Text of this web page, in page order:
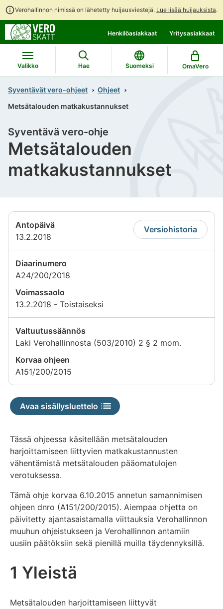
Verohallinnon nimissä on lähetetty huijausviestejä. Lue lisää huijauksista.
suoraan
sisältöön
koko
sivuston
hakuun
Henkilöasiakkaat Yritysasiakkaat
Valikko Hae Suomeksi OmaVero
Syventävät vero-ohjeet
Ohjeet
Metsätalouden matkakustannukset
Metsätalouden
matkakustannukset
Syventävä vero-ohje
Antopäivä
13.2.2018
Versiohistoria
Diaarinumero
A24/200/2018
Voimassaolo
13.2.2018 - Toistaiseksi
Valtuutussäännös
Laki Verohallinnosta (503/2010) 2 § 2 mom.
Korvaa ohjeen
A151/200/2015
Avaa sisällysluettelo
Tässä ohjeessa käsitellään metsätalouden
harjoittamiseen liittyvien matkakustannusten
vähentämistä metsätalouden pääomatulojen
verotuksessa.
Tämä ohje korvaa 6.10.2015 annetun samannimisen
ohjeen dnro (A151/200/2015). Aiempaa ohjetta on
päivitetty ajantasaistamalla viittauksia Verohallinnon
muuhun ohjeistukseen ja Verohallinnon antamiin
uusiin päätöksiin sekä pienillä muilla täydennyksillä.
1 Yleistä
Metsätalouden harjoittamiseen liittyvät